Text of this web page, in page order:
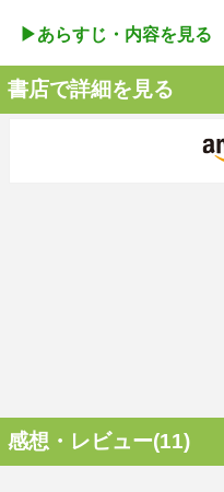
▶︎あらすじ・内容を見る
書店で詳細を見る
感想・レビュー(11)